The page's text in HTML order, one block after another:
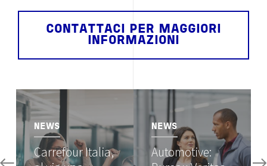
CONTATTACI PER MAGGIORI
INFORMAZIONI
Image
NEWS
Carrefour Italia,
Image
NEWS
Automotive: